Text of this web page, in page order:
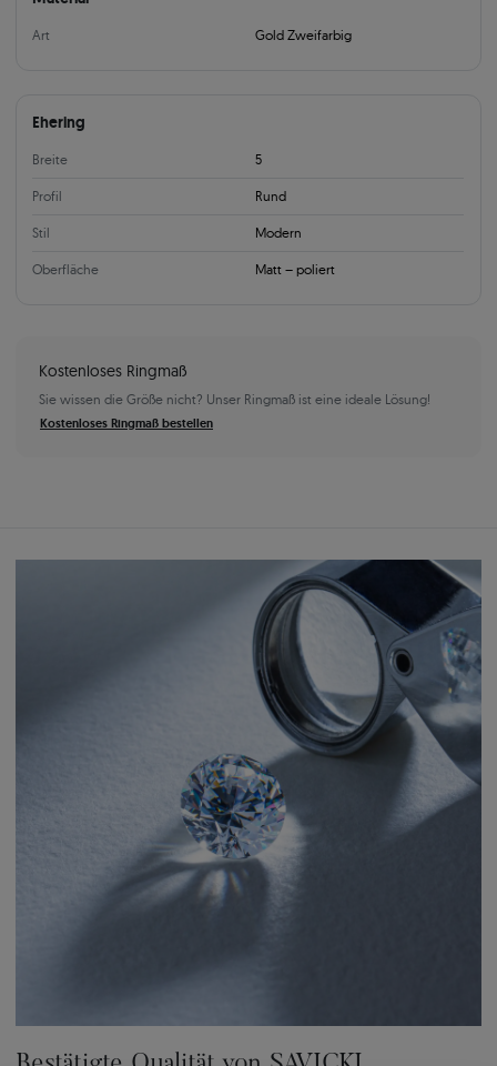
Art Gold Zweifarbig
Ehering
Breite 5
Profil Rund
Stil Modern
Oberfläche Matt – poliert
Kostenloses Ringmaß
Sie wissen die Größe nicht? Unser Ringmaß ist eine ideale Lösung!
Kostenloses Ringmaß bestellen